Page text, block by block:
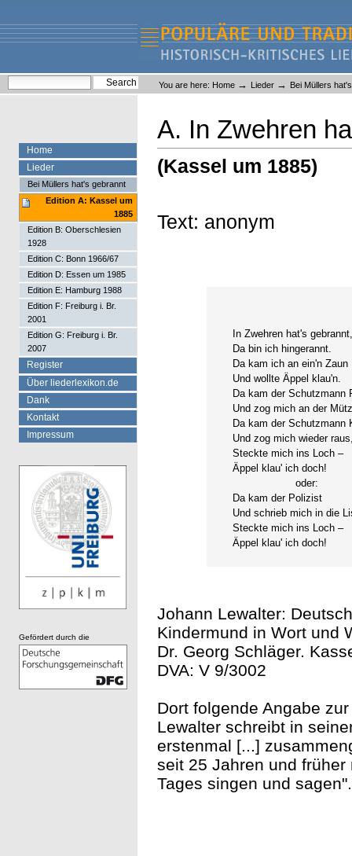
content.
navigation
Liederlexikon
Personal
tools
You are here: Home → Lieder → Bei Müllers
A. In Zwehren
(Kassel um 1885)
Text: anonym
In Zwehren hat's
Da bin ich hingerannt.
Da kam ich an ein'n Zaun
Und wollte Äppel klau'n.
Da kam der Schutzmann
Und zog mich an der
Da kam der Schutzmann
Und zog mich wieder
Steckte mich ins Loch –
Äppel klau' ich doch!
oder:
Da kam der Polizist
Und schrieb mich in die
Steckte mich ins Loch –
Äppel klau' ich doch!
Johann Lewalter:
Kindermund in Wort und
Dr. Georg Schläger.
DVA: V 9/3002
Dort folgende Angabe
Lewalter schreibt in
erstenmal [...]
seit 25 Jahren und
Tages singen und
Home
Lieder
Bei Müllers hat's gebrannt
Edition A: Kassel um
1885
Edition B: Oberschlesien
1928
Edition C: Bonn 1966/67
Edition D: Essen um 1985
Edition E: Hamburg 1988
Edition F: Freiburg i. Br.
2001
Edition G: Freiburg i. Br.
2007
Register
Über liederlexikon.de
Dank
Kontakt
Impressum
Gefördert durch die